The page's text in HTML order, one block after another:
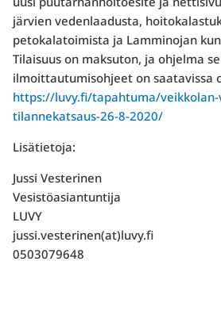
järvien vedenlaadusta,
petokalatoimista ja Lamminojan
Tilaisuus on maksuton, ja ohjelma
ilmoittautumisohjeet on saatavissa
https://luvy.fi/tapahtuma/veikkolan-
tilannekatsaus-26-8-2020/
Lisätietoja:
Jussi Vesterinen
Vesistöasiantuntija
LUVY
jussi.vesterinen(at)luvy.fi
0503079648